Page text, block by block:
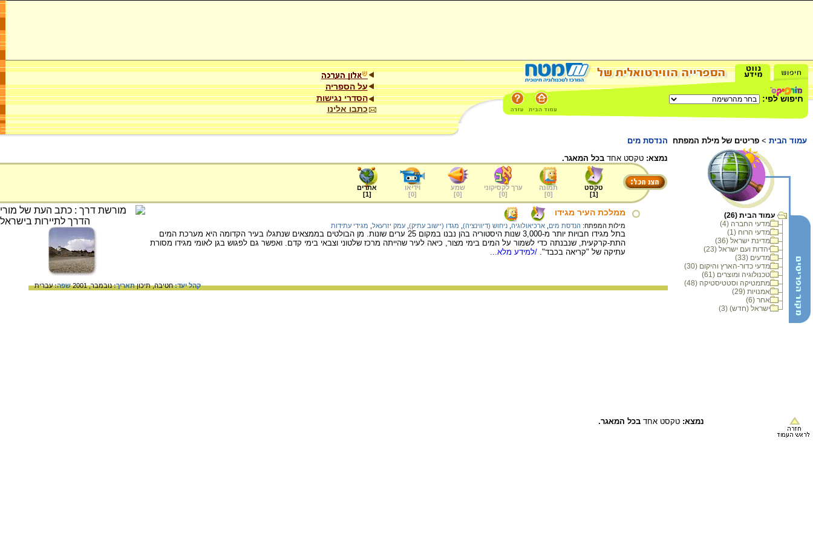
חיפוש לפי:
על הספריה
הסדרי נגישות
כתבו אלינו
עמוד הבית > פריטים של מילת המפתח הנדסת מים
עמוד הבית (26)
מדעי החברה (4)
מדעי הרוח (1)
מדינת ישראל (36)
יהדות ועם ישראל (23)
מדעים (33)
מדעי כדור-הארץ והיקום (30)
טכנולוגיה ומוצרים (61)
מתמטיקה וסטטיסטיקה (48)
אמנויות (29)
אחר (6)
ישראל (חדש) (3)
נמצא: טקסט אחד בכל המאגר.
טקסט
[
1
]
תמונה
[
0
]
ערך לקסיקוני
[
0
]
שמע
[
0
]
וידיאו
[
0
]
אתרים
[
1
]
ממלכת העיר מגידו
מילות המפתח: הנדסת מים ארכיאולוגיה ניחוש (דיווינציה) מגדו (יישוב עתיק) עמק יזרעאל מגידי עתידות
בתל מגידו חבויות יותר מ-3,000 שנות היסטוריה בהן נבנו במקום 25 ערים שונות. מן הבולטים בממצאים שנתגלו בעיר הקדומה היא מערכת המים
התת-קרקעית, שנבנתה כדי לשמור על המים בימי מצור, כיאה לעיר שהייתה מרכז שלטוני וצבאי בימי קדם. ואפשר גם לפגוש בגן לאומי מגידו מסורת
עתיקה של "קריאה בכבד". /למידע מלא...
קהל יעד:חטיבה,תיכוןתאריך:נובמבר, 2001 שפה:עברית
נמצא: טקסט אחד בכל המאגר.